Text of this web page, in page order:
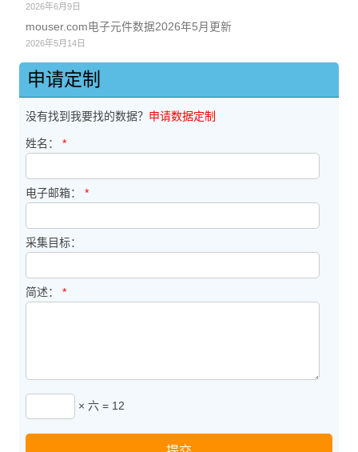
2026年6月9日
mouser.com电子元件数据2026年5月更新
2026年5月14日
申请定制
没有找到我要找的数据？ 申请数据定制
姓名： *
电子邮箱： *
采集目标：
简述： *
× 六 = 12